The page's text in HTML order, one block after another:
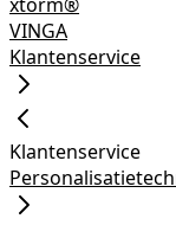
VINGA
Klantenservice
Klantenservice